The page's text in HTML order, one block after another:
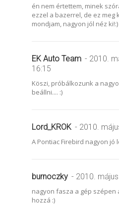
én nem értettem, minek
ezzel a bazerrel, de ez meg
mondjam, nagyon jól néz ki!:)
EK Auto Team - 2010.
16:15
Köszi, próbálkozunk a
beállni.... :)
Lord_KROK - 2010.
A Pontiac Firebird nagyon jó
burnoczky - 2010.
nagyon fasza a gép szépen
hozzá :)